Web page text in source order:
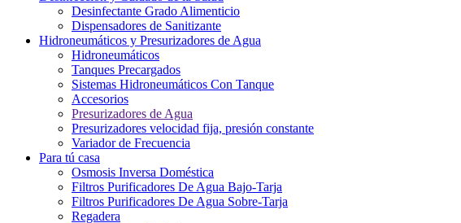
Desinfectante Grado Alimenticio
Dispensadores de Sanitizante
Hidroneumáticos y Presurizadores de Agua
Hidroneumáticos
Tanques Precargados
Sistemas Hidroneumáticos Con Tanque
Accesorios
Presurizadores de Agua
Presurizadores velocidad fija, presión constante
Variador de Frecuencia
Para tú casa
Osmosis Inversa Doméstica
Filtros Purificadores De Agua Bajo-Tarja
Filtros Purificadores De Agua Sobre-Tarja
Regadera